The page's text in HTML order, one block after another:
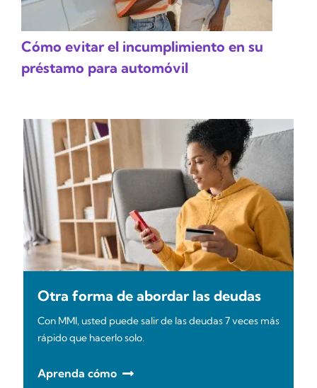
Cómo evitar el incumplimiento en su
préstamo para automóvil
Otra forma de abordar las deudas
Con MMI, usted puede salir de las deudas 7 veces más
rápido que hacerlo solo.
Aprenda cómo